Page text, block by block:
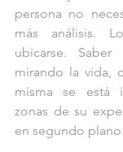
persona no
más análisis.
ubicarse.
mirando la vida,
misma se está
zonas de su
en segundo plano.